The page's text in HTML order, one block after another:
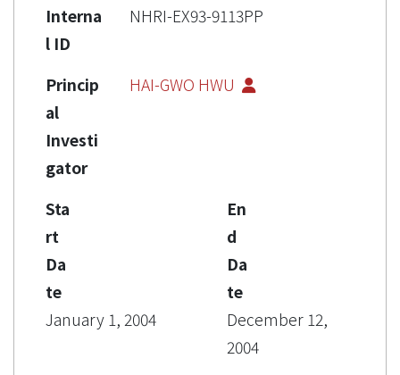
Interna
l ID
NHRI-EX93-9113PP
Princip
al
Investi
gator
HAI-GWO HWU
Sta
rt
Da
te
January 1, 2004
En
d
Da
te
December 12,
2004